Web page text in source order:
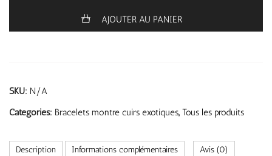
AJOUTER AU PANIER
SKU: N/A
Categories: Bracelets montre cuirs exotiques, Tous les produits
Description Informations complémentaires Avis (0)